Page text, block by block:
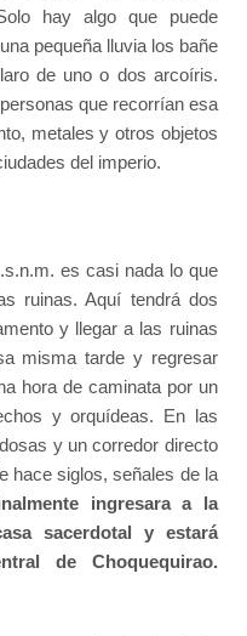
hay algo que puede
pequeña lluvia los bañe
de uno o dos arcoíris.
que recorrían esa
metales y otros objetos
del imperio.
es casi nada lo que
ruinas. Aquí tendrá dos
y llegar a las ruinas
misma tarde y regresar
hora de caminata por un
y orquídeas. En las
y un corredor directo
hace siglos, señales de la
ingresara a la
sacerdotal y estará
de Choquequirao.